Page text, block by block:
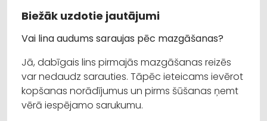
Biežāk uzdotie jautājumi
Vai lina audums saraujas pēc mazgāšanas?
Jā, dabīgais lins pirmajās mazgāšanas reizēs
var nedaudz sarauties. Tāpēc ieteicams ievērot
kopšanas norādījumus un pirms šūšanas ņemt
vērā iespējamo sarukumu.